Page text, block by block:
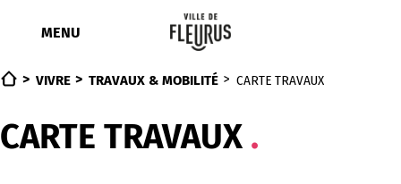
contenuMENU
VIVRE TRAVAUX & MOBILITÉ CARTE TRAVAUX
CARTE TRAVAUX